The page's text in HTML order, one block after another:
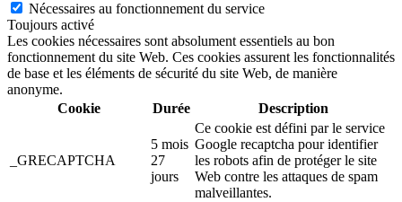
Nécessaires au fonctionnement du service
Toujours activé
Les cookies nécessaires sont absolument essentiels au bon
fonctionnement du site Web. Ces cookies assurent les fonctionnalités
de base et les éléments de sécurité du site Web, de manière
anonyme.
Cookie
Durée Description
_GRECAPTCHA
5 mois
27
jours
Ce cookie est défini par le service
Google recaptcha pour identifier
les robots afin de protéger le site
Web contre les attaques de spam
malveillantes.